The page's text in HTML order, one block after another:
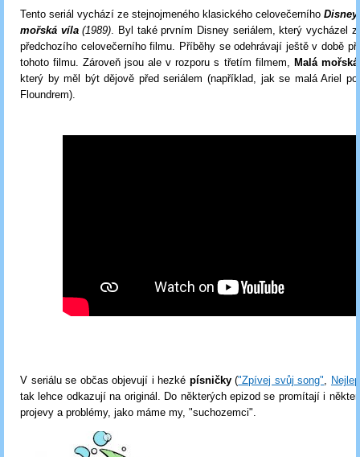
Tento seriál vychází ze stejnojmeného klasického celovečerního
mořská víla(1989) . Byl také prvním Disney seriálem, který vycházel z
předchozího celovečerního filmu. Příběhy se odehrávají ještě v době
tohoto filmu. Zároveň jsou ale v rozporu s třetím filmem, Malá
který by měl být dějově před seriálem (například, jak se malá Ariel
Floundrem).
V seriálu se občas objevují i hezké písničky("Zpívej svůj song"
tak lehce odkazují na originál. Do některých epizod se promítají i
projevy a problémy, jako máme my, "suchozemci".